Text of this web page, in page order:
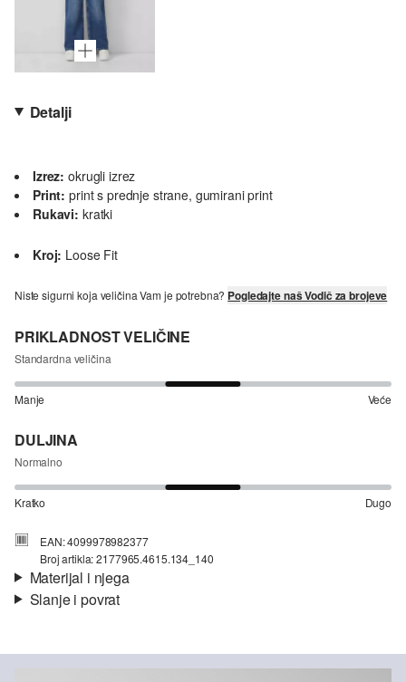
Detalji
Izrez: okrugli izrez
Print: print s prednje strane, gumirani print
Rukavi: kratki
Kroj: Loose Fit
Niste sigurni koja veličina Vam je potrebna? Pogledajte naš Vodič za brojeve
PRIKLADNOST VELIČINE
Standardna veličina
Manje Veće
DULJINA
Normalno
Kratko Dugo
EAN: 4099978982377
Broj artikla: 2177965.4615.134_140
Materijal i njega
Slanje i povrat